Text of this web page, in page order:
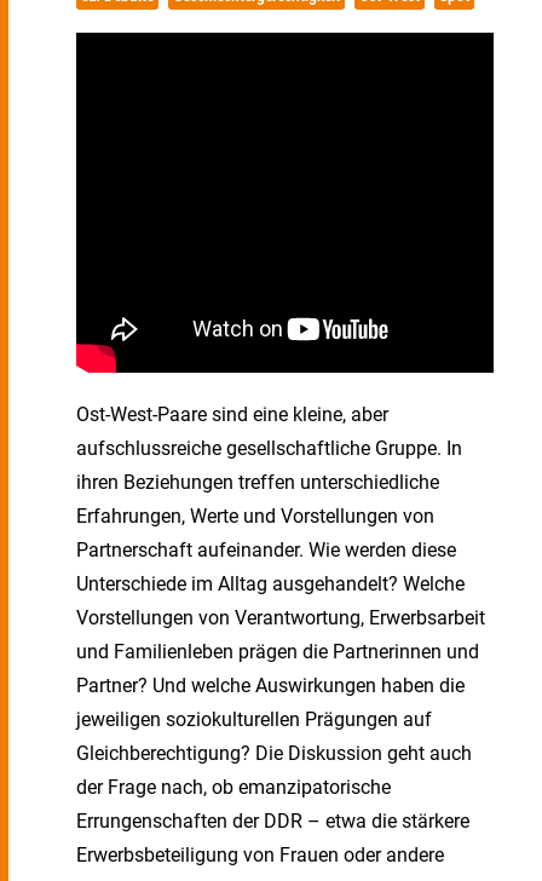
Ost-West-Paare sind eine kleine, aber
aufschlussreiche gesellschaftliche Gruppe. In
ihren Beziehungen treffen unterschiedliche
Erfahrungen, Werte und Vorstellungen von
Partnerschaft aufeinander. Wie werden diese
Unterschiede im Alltag ausgehandelt? Welche
Vorstellungen von Verantwortung, Erwerbsarbeit
und Familienleben prägen die Partnerinnen und
Partner? Und welche Auswirkungen haben die
jeweiligen soziokulturellen Prägungen auf
Gleichberechtigung? Die Diskussion geht auch
der Frage nach, ob emanzipatorische
Errungenschaften der DDR – etwa die stärkere
Erwerbsbeteiligung von Frauen oder andere